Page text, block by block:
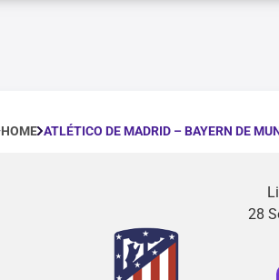
HOME ATLÉTICO DE MADRID – BAYERN DE
28